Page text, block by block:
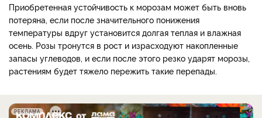
Приобретенная устойчивость к морозам может быть вновь
потеряна, если после значительного понижения
температуры вдруг установится долгая теплая и влажная
осень. Розы тронутся в рост и израсходуют накопленные
запасы углеводов, и если после этого резко ударят морозы,
растениям будет тяжело пережить такие перепады.
РЕКЛАМА